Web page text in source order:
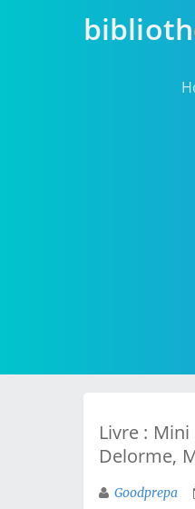
Livre :
Delorme,
Goodprepa